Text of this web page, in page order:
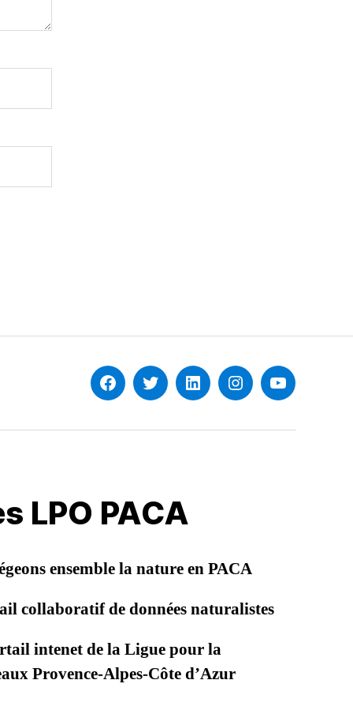
FacebookTwitterLinkedinInstagramYouTube
LPO PACA
ensemble la nature en PACA
collaboratif de données naturalistes
intenet de la Ligue pour la
Provence-Alpes-Côte d’Azur